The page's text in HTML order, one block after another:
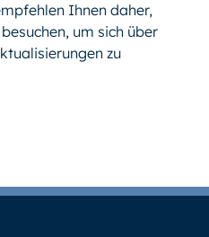
Ihnen daher,
um sich über
zu